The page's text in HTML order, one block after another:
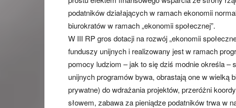
podatników działających w ramach ekonomii
biurokratów w ramach „ekonomii społecznej”.
W III RP gros dotacji na rozwój „ekonomii
funduszy unijnych i realizowany jest w ramach
pomocy ludziom – jak to się dziś modnie określa
unijnych programów bywa, obrastają one w wielką
prywatne) do wdrażania projektów, przeróżni
słowem, zabawa za pieniądze podatników trwa w